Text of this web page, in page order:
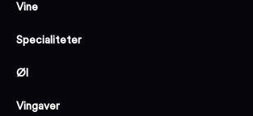
Vine
Specialiteter
Øl
Vingaver